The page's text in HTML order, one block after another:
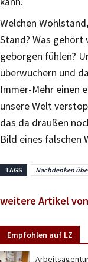
Welchen
Stand? Was gehört
geborgen fühlen?
überwuchern und
Immer-Mehr einen
unsere Welt
das da draußen
Bild eines falschen
TAGS Nachdenken
weitere Artikel
Empfohlen auf LZ